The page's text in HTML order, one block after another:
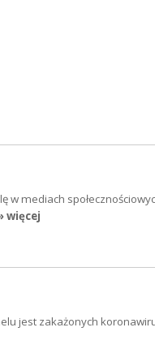
w mediach
więcej
jest zakażonych